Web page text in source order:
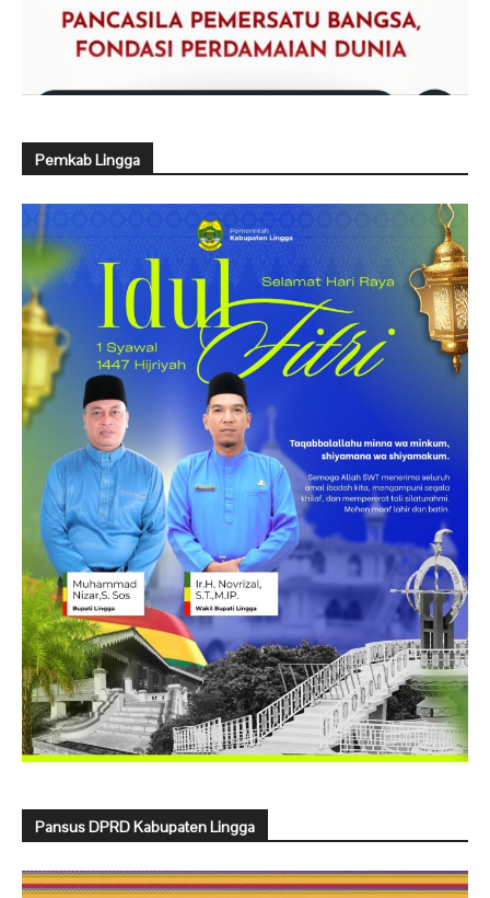
Pemkab Lingga
Pansus DPRD Kabupaten Lingga